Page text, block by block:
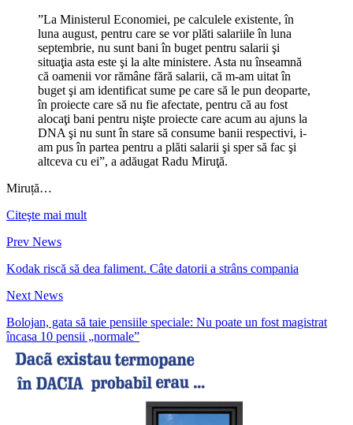
”La Ministerul Economiei, pe calculele existente, în
luna august, pentru care se vor plăti salariile în luna
septembrie, nu sunt bani în buget pentru salarii şi
situaţia asta este şi la alte ministere. Asta nu înseamnă
că oamenii vor rămâne fără salarii, că m-am uitat în
buget şi am identificat sume pe care să le pun deoparte,
în proiecte care să nu fie afectate, pentru că au fost
alocaţi bani pentru nişte proiecte care acum au ajuns la
DNA şi nu sunt în stare să consume banii respectivi, i-
am pus în partea pentru a plăti salarii şi sper să fac şi
altceva cu ei”, a adăugat Radu Miruţă.
Miruță…
Citeşte mai mult
Prev News
Kodak riscă să dea faliment. Câte datorii a strâns compania
Next News
Bolojan, gata să taie pensiile speciale: Nu poate un fost magistrat
încasa 10 pensii „normale”